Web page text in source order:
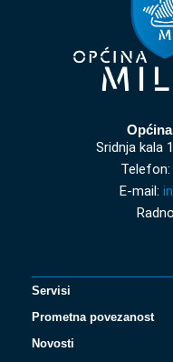
Sridnja kala
Telefon:
E-mail:
Servisi
Prometna povezanost
Novosti